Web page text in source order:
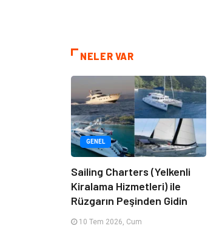
NELER VAR
GENEL
Sailing Charters (Yelkenli
Kiralama Hizmetleri) ile
Rüzgarın Peşinden Gidin
10 Tem 2026, Cum